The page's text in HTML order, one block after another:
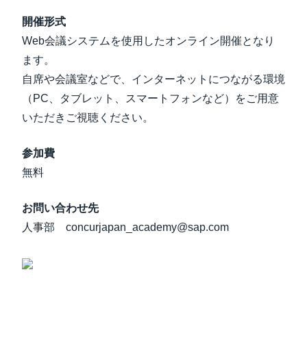
開催形式
Web会議システムを使用したオンライン開催となり
ます。
自席や会議室などで、インターネットにつながる環境
（PC、タブレット、スマートフォンなど）をご用意
いただきご視聴ください。
参加費
無料
お問い合わせ先
人事部 concurjapan_academy@sap.com